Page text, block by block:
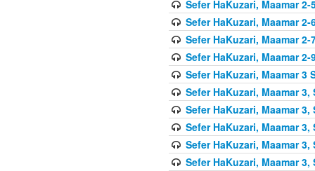
Sefer HaKuzari, Maamar 2-
Sefer HaKuzari, Maamar 2-
Sefer HaKuzari, Maamar 2-
Sefer HaKuzari, Maamar 2-
Sefer HaKuzari, Maamar 3
Sefer HaKuzari, Maamar 3,
Sefer HaKuzari, Maamar 3,
Sefer HaKuzari, Maamar 3,
Sefer HaKuzari, Maamar 3,
Sefer HaKuzari, Maamar 3,